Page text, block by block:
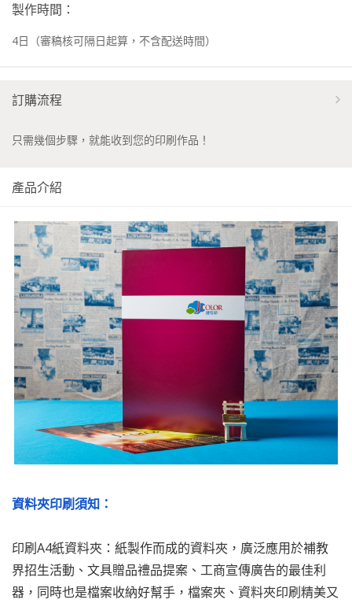
製作時間：
4日 （審稿核可隔日起算，不含配送時間）
訂購流程
只需幾個步驟，就能收到您的印刷作品！
產品介紹
資料夾印刷須知：
印刷A4紙資料夾：紙製作而成的資料夾，廣泛應用於補教
界招生活動、文具贈品禮品提案、工商宣傳廣告的最佳利
器，同時也是檔案收納好幫手，檔案夾、資料夾印刷精美又